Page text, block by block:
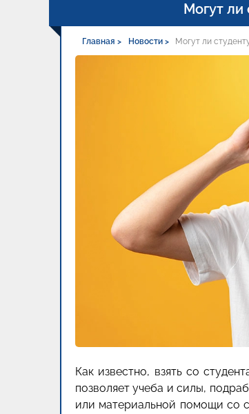
Могут ли
Главная > Новости > Могут ли
Как известно, взять со
позволяет учеба и силы,
или материальной помощи со